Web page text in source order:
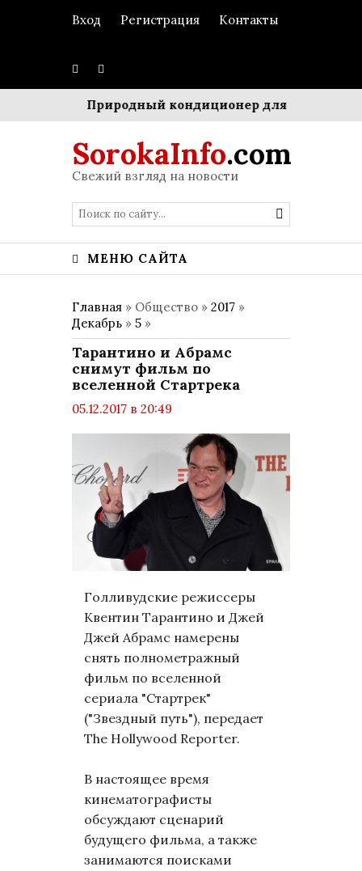
Вход Регистрация Контакты
Природный кондиционер для
SorokaInfo.com
Свежий взгляд на новости
МЕНЮ САЙТА
Главная » Общество » 2017 »
Декабрь » 5 »
Тарантино и Абрамс
снимут фильм по
вселенной Стартрека
05.12.2017 в 20:49
комментариев: 0
Общество
Голливудские режиссеры
Квентин Тарантино и Джей
Джей Абрамс намерены
снять полнометражный
фильм по вселенной
сериала "Стартрек"
("Звездный путь"), передает
The Hollywood Reporter.
В настоящее время
кинематографисты
обсуждают сценарий
будущего фильма, а также
занимаются поисками